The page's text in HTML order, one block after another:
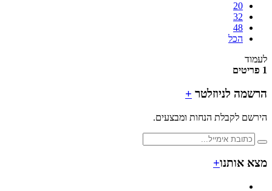
20
32
48
הכל
לעמוד
1 פריטים
הרשמה לניוזלטר +
הירשם לקבלת הנחות ומבצעים.
מצא אותנו+